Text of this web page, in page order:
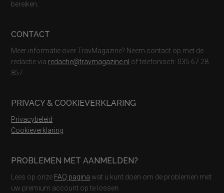
bereiken.
CONTACT
Meer informatie over TravMagazine? Neem contact op met de
redactie via redactie@travmagazine.nl of telefonisch: 035 67 28
857.
PRIVACY & COOKIEVERKLARING
Privacybeleid
Cookieverklaring
PROBLEMEN MET AANMELDEN?
Lees op onze FAQ pagina wat u kunt doen om de problemen met
uw premium account op te lossen